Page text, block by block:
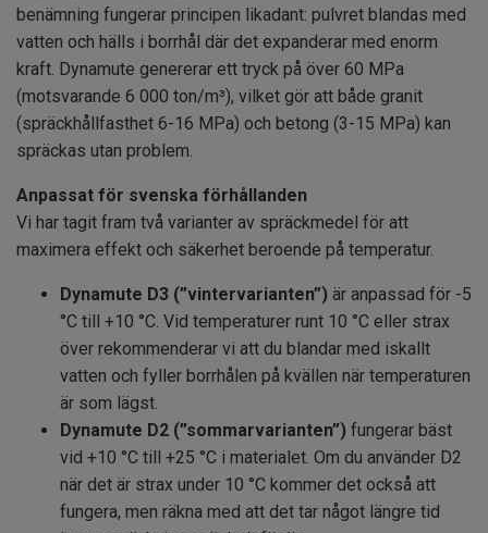
benämning fungerar principen likadant: pulvret blandas med
vatten och hälls i borrhål där det expanderar med enorm
kraft. Dynamute genererar ett tryck på över 60 MPa
(motsvarande 6 000 ton/m³), vilket gör att både granit
(spräckhållfasthet 6-16 MPa) och betong (3-15 MPa) kan
spräckas utan problem.
Anpassat för svenska förhållanden
Vi har tagit fram två varianter av spräckmedel för att
maximera effekt och säkerhet beroende på temperatur.
Dynamute D3 (”vintervarianten”) är anpassad för -5
°C till +10 °C. Vid temperaturer runt 10 °C eller strax
över rekommenderar vi att du blandar med iskallt
vatten och fyller borrhålen på kvällen när temperaturen
är som lägst.
Dynamute D2 (”sommarvarianten”) fungerar bäst
vid +10 °C till +25 °C i materialet. Om du använder D2
när det är strax under 10 °C kommer det också att
fungera, men räkna med att det tar något längre tid